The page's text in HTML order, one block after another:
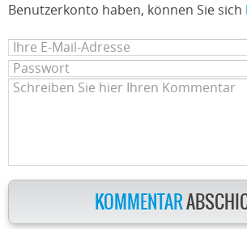
Benutzerkonto haben, können Sie sich
KOMMENTAR